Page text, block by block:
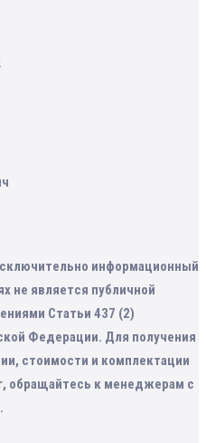
информационный
не является публичной
Статьи 437 (2)
Федерации. Для получения
стоимости и комплектации
обращайтесь к менеджерам с